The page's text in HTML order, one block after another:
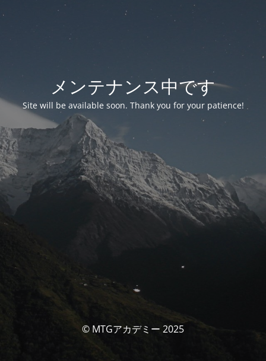
メンテナンス中です
Site will be available soon. Thank you for your patience!
© MTGアカデミー 2025